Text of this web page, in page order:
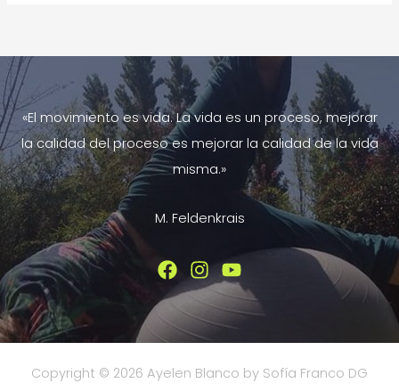
Texto:
Un
mal
moderno
frecuente
«El movimiento es vida. La vida es un proceso, mejorar
la calidad del proceso es mejorar la calidad de la vida
misma.»
M. Feldenkrais
Copyright © 2026 Ayelen Blanco by Sofía Franco DG